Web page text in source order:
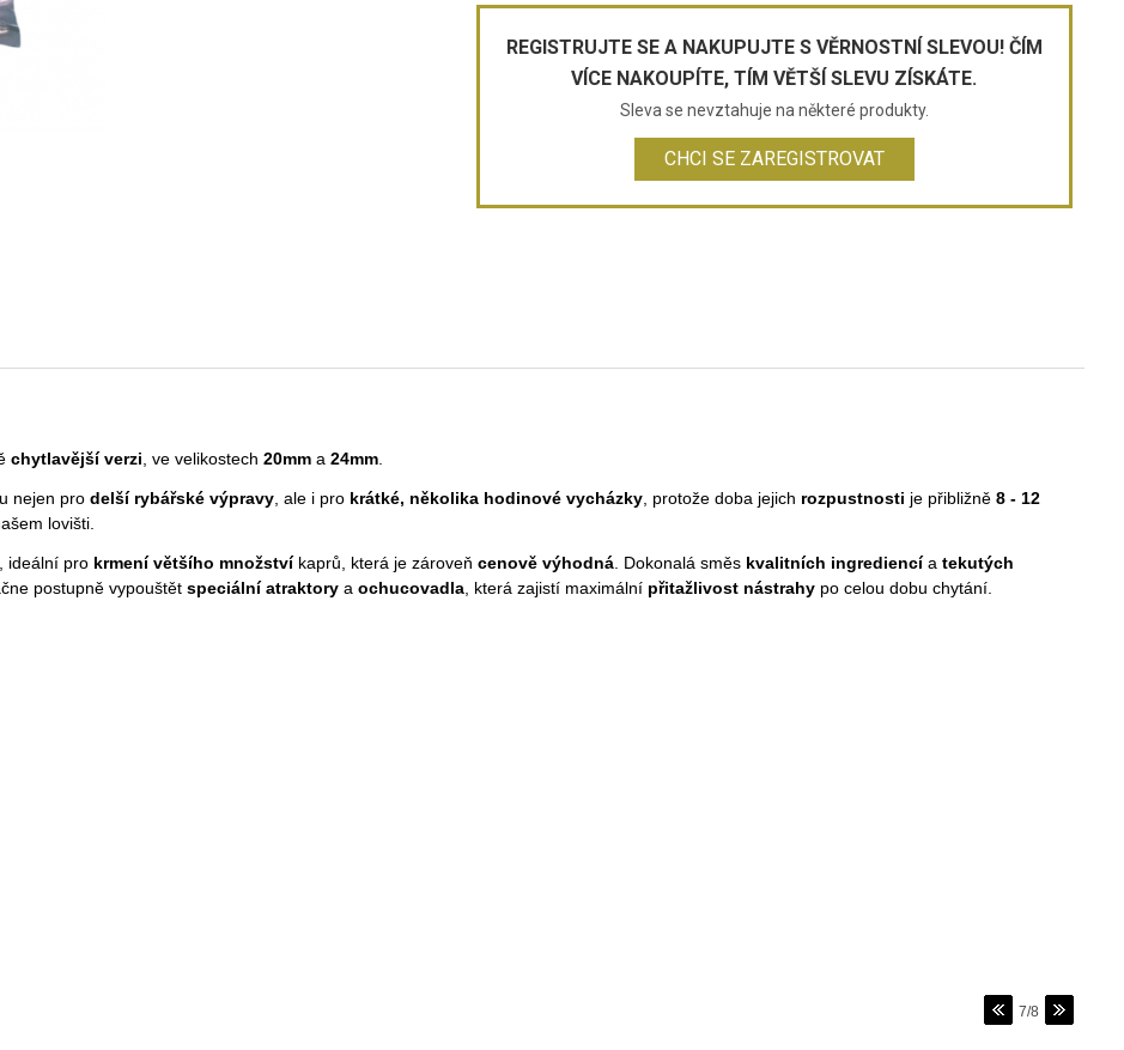
REGISTRUJTE SE A NAKUPUJTE S VĚRNOSTNÍ SLEVOU! ČÍM
VÍCE NAKOUPÍTE, TÍM VĚTŠÍ SLEVU ZÍSKÁTE.
Sleva se nevztahuje na některé produkty.
CHCI SE ZAREGISTROVAT
chytlavější verzi, ve velikostech20mm a24mm.
nejen prodelší rybářské výpravy, ale i pro krátké, několika hodinové vycházky, protože doba jejich rozpustnosti je přibližně8 - 12
lovišti.
, ideální pro krmení většího množstvíkaprů, která je zároveňcenově výhodná. Dokonalá směs kvalitních ingrediencíatekutých
postupně vypouštětspeciální atraktory aochucovadla, která zajistí maximální přitažlivost nástrahy po celou dobu chytání.
7/8